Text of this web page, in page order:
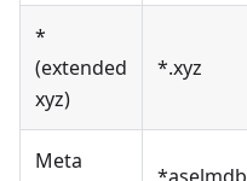
*
(extended
xyz)
*.xyz
Meta